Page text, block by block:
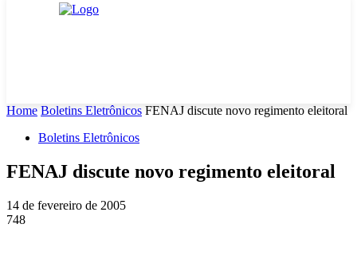
Home Boletins Eletrônicos FENAJ discute novo regimento eleitoral
Boletins Eletrônicos
FENAJ discute novo regimento eleitoral
14 de fevereiro de 2005
748